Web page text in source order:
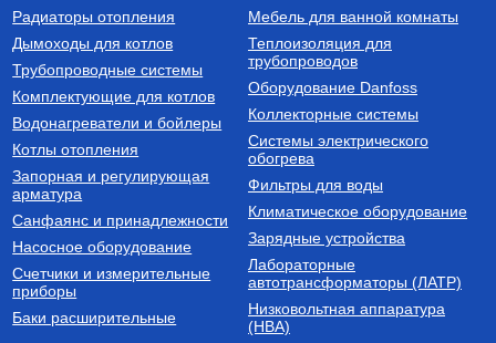
2200 Вт FIL-10 2,2 кВт
(инвертор) с датчиком
9 750Руб.
Купить
Котел газовый настенный
двухконтурный CARES X 24
CF, арт. 3300888
60 510Руб.
Установки канализационные
Установка канализационная
SANIVORT 405 М (боковой
Бойлеры (водонагреватели
косвенного нагрева)
Водонагреватель (бойлер)
Радиаторы отопления
Дымоходы для котлов
Трубопроводные системы
Комплектующие для котлов
Водонагреватели и бойлеры
Котлы отопления
Запорная и регулирующая
арматура
Санфаянс и принадлежности
Насосное оборудование
Счетчики и измерительные
приборы
Баки расширительные
Мебель для ванной комнаты
Теплоизоляция для
трубопроводов
Оборудование Danfoss
Коллекторные системы
Системы электрического
обогрева
Фильтры для воды
Климатическое оборудование
Зарядные устройства
Лабораторные
автотрансформаторы (ЛАТР)
Низковольтная аппаратура
(НВА)